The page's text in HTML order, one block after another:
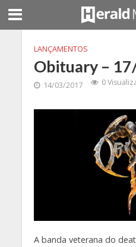
LANÇAMENTOS
Obituary –
14/03/2017 0
A banda veterana do